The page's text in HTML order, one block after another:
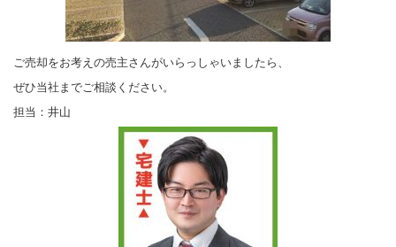
ご売却をお考えの売主さんがいらっしゃいましたら、
ぜひ当社までご相談ください。
担当：井山